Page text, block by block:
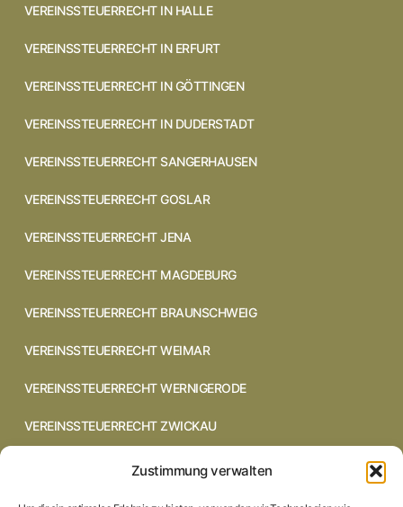
Zustimmung verwalten
VEREINSSTEUERRECHT IN HALLE
VEREINSSTEUERRECHT IN ERFURT
VEREINSSTEUERRECHT IN GÖTTINGEN
VEREINSSTEUERRECHT IN DUDERSTADT
VEREINSSTEUERRECHT SANGERHAUSEN
VEREINSSTEUERRECHT GOSLAR
VEREINSSTEUERRECHT JENA
VEREINSSTEUERRECHT MAGDEBURG
VEREINSSTEUERRECHT BRAUNSCHWEIG
VEREINSSTEUERRECHT WEIMAR
VEREINSSTEUERRECHT WERNIGERODE
VEREINSSTEUERRECHT ZWICKAU
VEREINSSTEUERRECHT CHEMNITZ
VEREINSSTEUERRECHT DRESDEN